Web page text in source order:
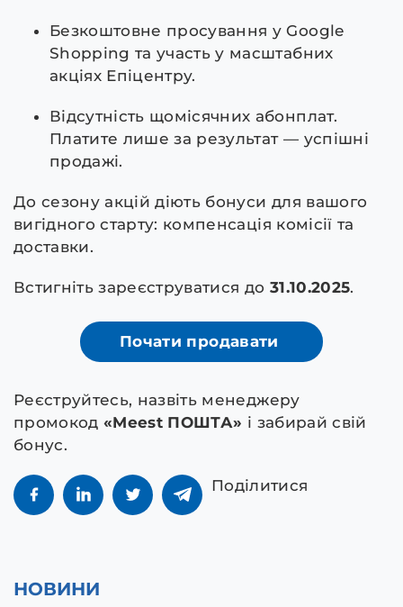
Безкоштовне просування у Google
Shopping та участь у масштабних
акціях Епіцентру.
Відсутність щомісячних абонплат.
Платите лише за результат — успішні
продажі.
До сезону акцій діють бонуси для вашого
вигідного старту: компенсація комісії та
доставки.
Встигніть зареєструватися до 31.10.2025.
Почати продавати
Реєструйтесь, назвіть менеджеру
промокод«Meest ПОШТА» і забирай свій
бонус.
Поділитися
НОВИНИ